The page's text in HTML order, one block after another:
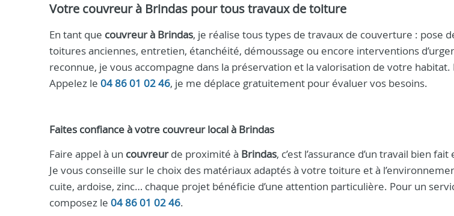
Votre couvreur à Brindas pour tous travaux de toiture
En tant que couvreur à Brindas, je réalise tous types de travaux de couverture : pose
toitures anciennes, entretien, étanchéité, démoussage ou encore interventions
reconnue, je vous accompagne dans la préservation et la valorisation de votre habitat.
Appelez le 04 86 01 02 46, je me déplace gratuitement pour évaluer vos besoins.
Faites confiance à votre couvreurlocal à Brindas
Faire appel à un couvreurde proximité à Brindas, c’est l’assurance d’un travail bien
Je vous conseille sur le choix des matériaux adaptés à votre toiture et à
cuite, ardoise, zinc… chaque projet bénéficie d’une attention particulière. Pour un
composez le 04 86 01 02 46.